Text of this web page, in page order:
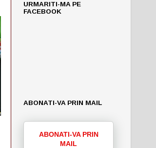
URMARITI-MA PE
FACEBOOK
ABONATI-VA PRIN MAIL
ABONATI-VA PRIN
MAIL